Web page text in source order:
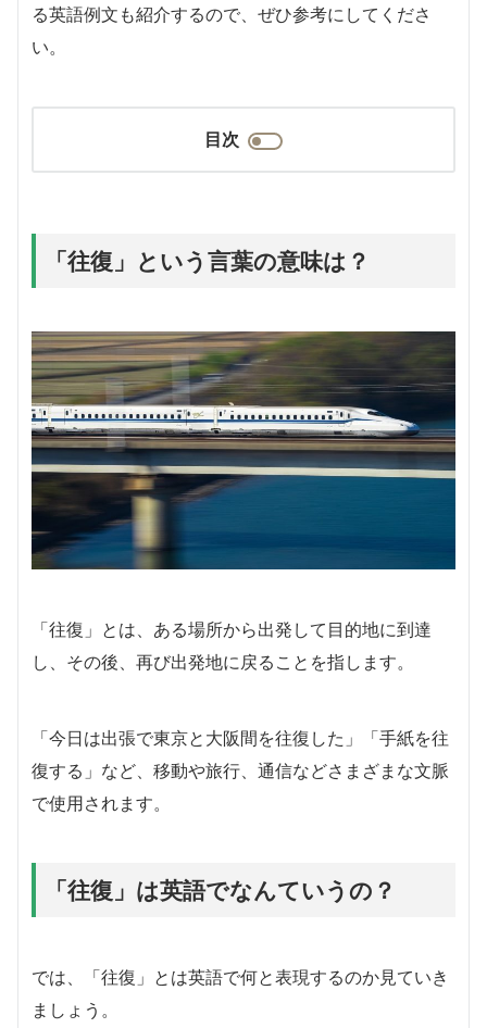
る英語例文も紹介するので、ぜひ参考にしてくださ
い。
目次
「往復」という言葉の意味は？
「往復」とは、ある場所から出発して目的地に到達
し、その後、再び出発地に戻ることを指します。
「今日は出張で東京と大阪間を往復した」「手紙を往
復する」など、移動や旅行、通信などさまざまな文脈
で使用されます。
「往復」は英語でなんていうの？
では、「往復」とは英語で何と表現するのか見ていき
ましょう。